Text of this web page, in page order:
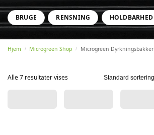
BRUGE RENSNING HOLDBARHED
Hjem / Microgreen Shop / Microgreen Dyrkningsbakker
Alle 7 resultater vises